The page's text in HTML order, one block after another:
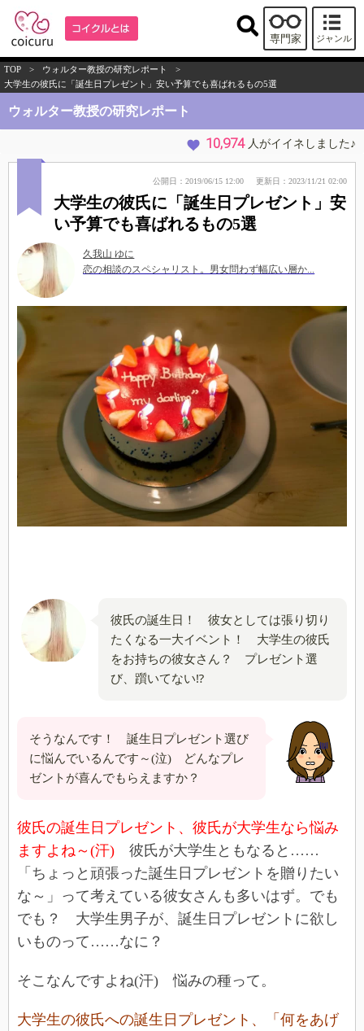
ジャンル
専門家
TOP > ウォルター教授の研究レポート
>
大学生の彼氏に「誕生日プレゼント」安い予算でも喜ばれるもの5選
ウォルター教授の研究レポート
10,974 人がイイネしました♪
公開日：2019/06/15 12:00 更新日：2023/11/21 02:00
大学生の彼氏に「誕生日プレゼント」安
い予算でも喜ばれるもの5選
久我山 ゆに
恋の相談のスペシャリスト。男女問わず幅広い層か...
彼氏の誕生日！ 彼女としては張り切り
たくなる一大イベント！ 大学生の彼氏
をお持ちの彼女さん？ プレゼント選
び、躓いてない⁉
そうなんです！ 誕生日プレゼント選び
に悩んでいるんです～(泣) どんなプレ
ゼントが喜んでもらえますか？
彼氏の誕生日プレゼント、彼氏が大学生なら悩み
ますよね～(汗) 彼氏が大学生ともなると……
「ちょっと頑張った誕生日プレゼントを贈りたい
な～」って考えている彼女さんも多いはず。でも
でも？ 大学生男子が、誕生日プレゼントに欲し
いものって……なに？
そこなんですよね(汗) 悩みの種って。
大学生の彼氏への誕生日プレゼント、「何をあげ